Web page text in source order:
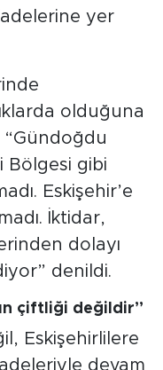
yer
olduğuna
“Gündoğdu
Bölgesi gibi
Eskişehir’e
İktidar,
dolayı
denildi.
çiftliği değildir”
Eskişehirlilere
devam